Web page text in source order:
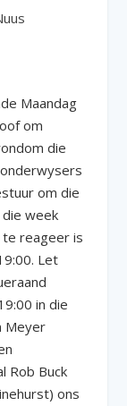
Maandag
om
die
om die
week
reageer is
Let
in die
Meyer
Rob Buck
ons